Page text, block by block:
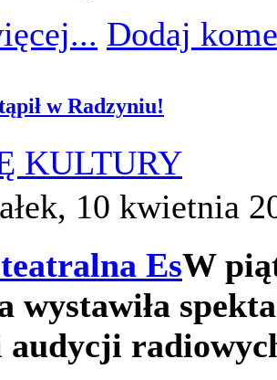
Dodaj
w Radzyniu!
KULTURY
10 kwietnia
W
wystawiła